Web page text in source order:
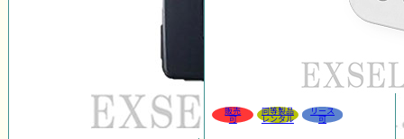
販売
可
同等製品
レンタル
リース
可